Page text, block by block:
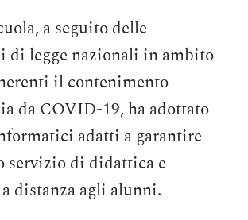
a seguito delle
di legge nazionali in ambito
il contenimento
da COVID-19, ha adottato
adatti a garantire
servizio di didattica e
distanza agli alunni.